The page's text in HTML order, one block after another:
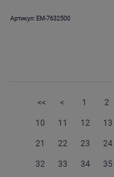
Артикул: EM-7632500
<< < 1 2
10 11 12 13
21 22 23 24
32 33 34 35